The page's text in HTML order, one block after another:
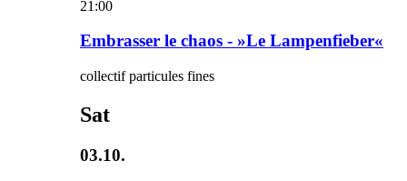
21:00
Embrasser le chaos - »Le Lampenfieber«
collectif particules fines
Sat
03.10.